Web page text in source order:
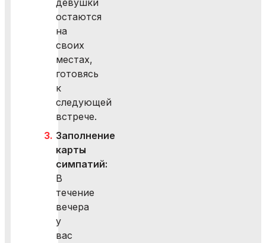
девушки
остаются
на
своих
местах,
готовясь
к
следующей
встрече.
Заполнение
карты
симпатий:
В
течение
вечера
у
вас